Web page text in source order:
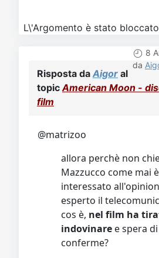
L\'Argomento è stato
8
da
Risposta da Aigor al
topic American Moon -
film
@matrizoo
allora perchè non
Mazzucco come mai
interessato
esperto il
cos è, nel film ha
indovinare e spera
conferme?